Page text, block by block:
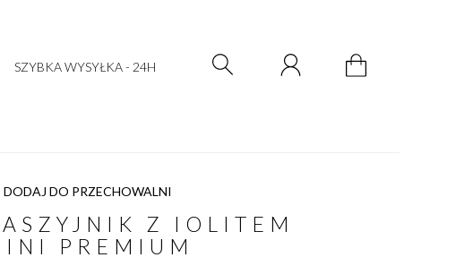
SZYBKA WYSYŁKA - 24H
DODAJ DO PRZECHOWALNI
Z IOLITEM
PREMIUM